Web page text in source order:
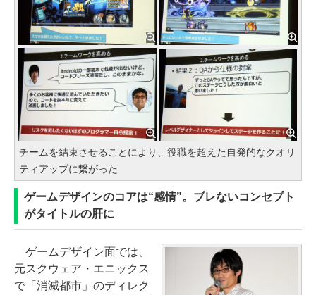
チームを結束させることにより、役職を超えた自発的なクオリ
ティアップに繋がった
ゲームデザインのコアは“感情”。ブレないコンセプト
がタイトルの肝に
ゲームデザイン面では、
元スクウェア・エニックス
で「消滅都市」のディレク